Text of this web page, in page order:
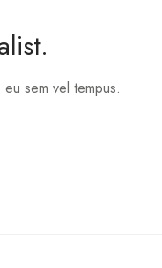
sem vel tempus.